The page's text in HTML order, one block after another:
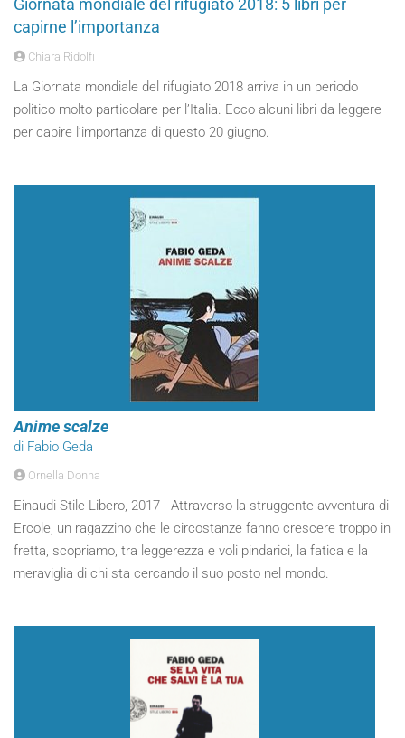
Giornata mondiale del rifugiato 2018: 5 libri per
capirne l’importanza
Chiara Ridolfi
La Giornata mondiale del rifugiato 2018 arriva in un periodo
politico molto particolare per l’Italia. Ecco alcuni libri da leggere
per capire l’importanza di questo 20 giugno.
Anime scalze
di Fabio Geda
Ornella Donna
Einaudi Stile Libero, 2017 - Attraverso la struggente avventura di
Ercole, un ragazzino che le circostanze fanno crescere troppo in
fretta, scopriamo, tra leggerezza e voli pindarici, la fatica e la
meraviglia di chi sta cercando il suo posto nel mondo.